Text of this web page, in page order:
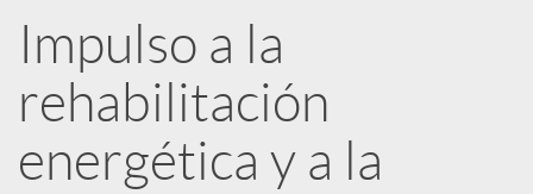
a
r
Impulso a la
rehabilitación
energética y a la